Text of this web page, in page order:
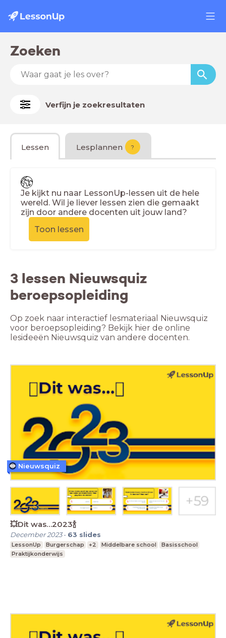
Zoeken
Verfijn je zoekresultaten
Lessen Lesplannen ?
Je kijkt nu naar LessonUp-lessen uit de hele
wereld. Wil je liever lessen zien die gemaakt
zijn door andere docenten uit jouw land?
Toon lessen
3 lessen Nieuwsquiz
beroepsopleiding
Op zoek naar interactief lesmateriaal Nieuwsquiz
voor beroepsopleiding? Bekijk hier de online
lesideeën Nieuwsquiz van andere docenten.
💥Dit was…2023🍾
December 2023- 63 slides
LessonUp Burgerschap +2 Middelbare school
Basisschool
Praktijkonderwijs
Nieuwsquiz